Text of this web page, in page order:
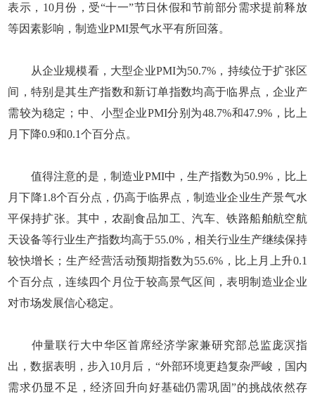
表示，10月份，受“十一”节日休假和节前部分需求提前释放
等因素影响，制造业PMI景气水平有所回落。
从企业规模看，大型企业PMI为50.7%，持续位于扩张区
间，特别是其生产指数和新订单指数均高于临界点，企业产
需较为稳定；中、小型企业PMI分别为48.7%和47.9%，比上
月下降0.9和0.1个百分点。
值得注意的是，制造业PMI中，生产指数为50.9%，比上
月下降1.8个百分点，仍高于临界点，制造业企业生产景气水
平保持扩张。其中，农副食品加工、汽车、铁路船舶航空航
天设备等行业生产指数均高于55.0%，相关行业生产继续保持
较快增长；生产经营活动预期指数为55.6%，比上月上升0.1
个百分点，连续四个月位于较高景气区间，表明制造业企业
对市场发展信心稳定。
仲量联行大中华区首席经济学家兼研究部总监庞溟指
出，数据表明，步入10月后，“外部环境更趋复杂严峻，国内
需求仍显不足，经济回升向好基础仍需巩固”的挑战依然存